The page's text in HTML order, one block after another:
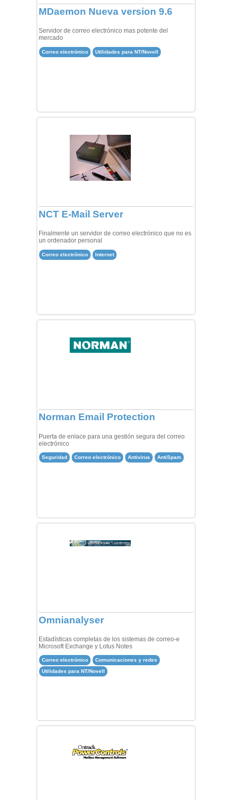
MDaemon Nueva version 9.6
Servidor de correo electrónico mas potente del
mercado
Correo electrónico Utilidades para NT/Novell
NCT E-Mail Server
Finalmente un servidor de correo electrónico que no es
un ordenador personal
Correo electrónico Internet
Norman Email Protection
Puerta de enlace para una gestión segura del correo
electrónico
Seguridad Correo electrónico Antivirus AntiSpam
Omnianalyser
Estadísticas completas de los sistemas de correo-e
Microsoft Exchange y Lotus Notes
Correo electrónico
Comunicaciones y redes
Utilidades para NT/Novell